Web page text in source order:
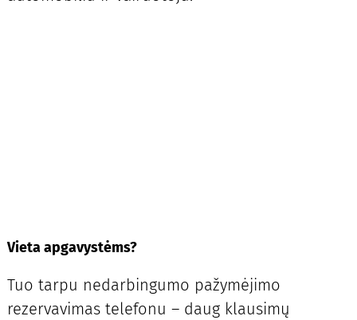
Vieta apgavystėms?
Tuo tarpu nedarbingumo pažymėjimo
rezervavimas telefonu – daug klausimų